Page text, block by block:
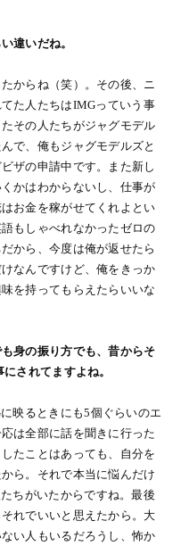
違いだね。
からね（笑）。その後、ニ
た人たちはIMGっていう事
その人たちがジャグモデル
で、俺もジャグモデルズと
ザの申請中です。また新し
かはわからないし、仕事が
お金を稼がせてくれよとい
もしゃべれなかったゼロの
から、今度は俺が返せたら
なんですけど、俺をきっか
を持ってもらえたらいいな
身の振り方でも、昔からそ
されてますよね。
映るときにも5個ぐらいのエ
は全部に話を聞きに行った
たことはあっても、自分を
ら。それで本当に悩んだけ
ちがいたからですね。最後
れでいいと思えたから。大
い人もいるだろうし、怖か